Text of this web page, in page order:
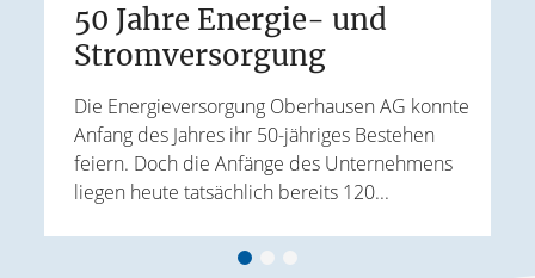
50 Jahre Energie- und
Strom­versorgung
Die Energieversorgung Oberhausen AG konnte
Anfang des Jahres ihr 50-jähriges Bestehen
feiern. Doch die Anfänge des Unternehmens
liegen heute tatsächlich bereits 120...